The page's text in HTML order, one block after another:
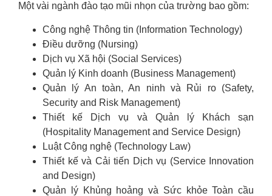
Một vài ngành đào tạo mũi nhọn của trường bao gồm:
Công nghệ Thông tin (Information Technology)
Điều dưỡng (Nursing)
Dịch vụ Xã hội (Social Services)
Quản lý Kinh doanh (Business Management)
Quản lý An toàn, An ninh và Rủi ro (Safety,
Security and Risk Management)
Thiết kế Dịch vụ và Quản lý Khách sạn
(Hospitality Management and Service Design)
Luật Công nghệ (Technology Law)
Thiết kế và Cải tiến Dịch vụ (Service Innovation
and Design)
Quản lý Khủng hoảng và Sức khỏe Toàn cầu